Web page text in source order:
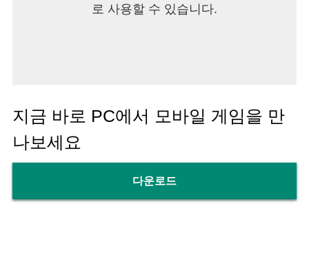
로 사용할 수 있습니다.
지금 바로 PC에서 모바일 게임을 만
나보세요
다운로드